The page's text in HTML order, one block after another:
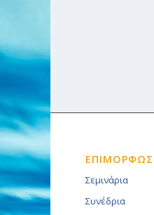
Σεμινάρια
Συνέδρια